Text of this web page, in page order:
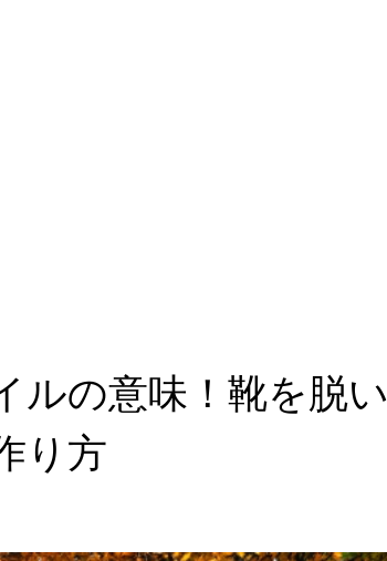
ルの意味！靴を脱い
り方